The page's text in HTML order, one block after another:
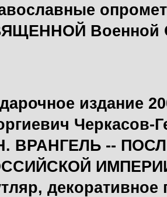
Военной
издание
Черкасов-
ВРАНГЕЛЬ --
декоративное